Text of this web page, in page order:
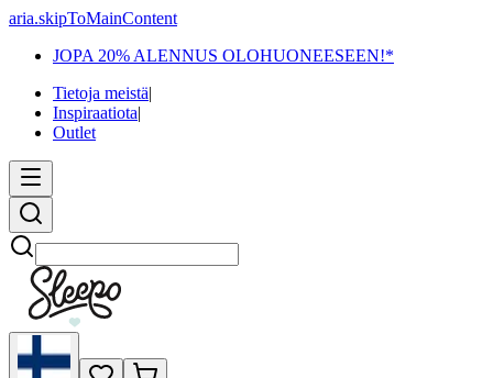
aria.skipToMainContent
JOPA 20% ALENNUS OLOHUONEESEEN!*
Tietoja meistä|
Inspiraatiota|
Outlet
Etsi